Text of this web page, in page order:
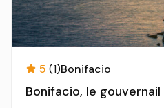
5 (1)Bonifacio
Bonifacio, le